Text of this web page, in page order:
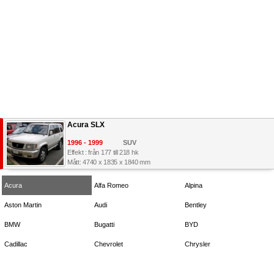
Acura SLX
1996 - 1999
SUV
Effekt : från 177 till 218 hk
Mått: 4740 x 1835 x 1840 mm
Acura Alfa Romeo Alpina
Aston Martin Audi Bentley
BMW Bugatti BYD
Cadillac Chevrolet Chrysler